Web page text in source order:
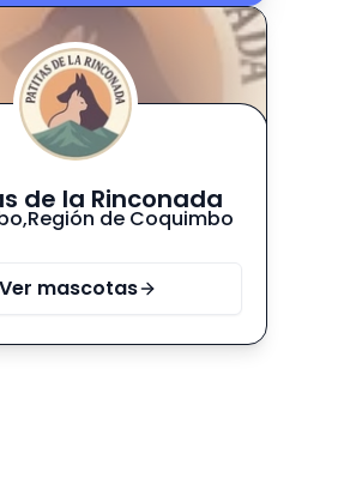
de la Rinconada
,Región de Coquimbo
Ver mascotas